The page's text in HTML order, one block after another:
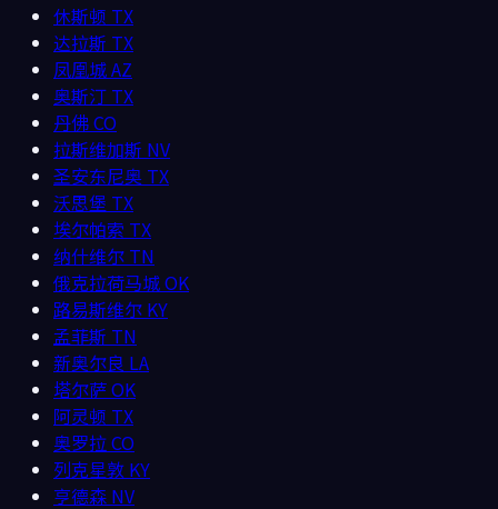
休斯顿 TX
达拉斯 TX
凤凰城AZ
奥斯汀 TX
丹佛CO
拉斯维加斯 NV
圣安东尼奥 TX
沃思堡 TX
埃尔帕索 TX
纳什维尔 TN
俄克拉荷马城OK
路易斯维尔 KY
孟菲斯 TN
新奥尔良 LA
塔尔萨OK
阿灵顿 TX
奥罗拉CO
列克星敦 KY
亨德森 NV